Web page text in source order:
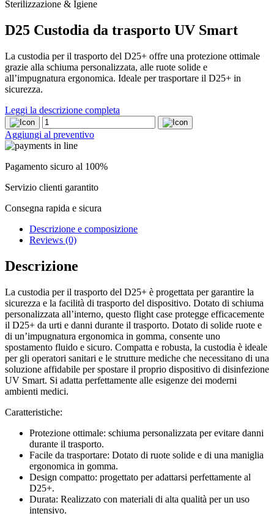
Sterilizzazione & Igiene
D25 Custodia da trasporto UV Smart
La custodia per il trasporto del D25+ offre una protezione ottimale
grazie alla schiuma personalizzata, alle ruote solide e
all’impugnatura ergonomica. Ideale per trasportare il D25+ in
sicurezza.
Leggi la descrizione completa
D25
Custodia
da
trasporto
UV
quantity
Aggiungi al preventivo
Pagamento sicuro al 100%
Servizio clienti garantito
Consegna rapida e sicura
Descrizione e composizione
Reviews (0)
Descrizione
La custodia per il trasporto del D25+ è progettata per garantire la
sicurezza e la facilità di trasporto del dispositivo. Dotato di schiuma
personalizzata all’interno, questo flight case protegge efficacemente
il D25+ da urti e danni durante il trasporto. Dotato di solide ruote e
di un’impugnatura ergonomica in gomma, consente uno
spostamento fluido e sicuro. Compatta e robusta, la custodia è ideale
per gli operatori sanitari e le strutture mediche che necessitano di una
soluzione affidabile per spostare il proprio dispositivo di disinfezione
UV Smart. Si adatta perfettamente alle esigenze dei moderni
ambienti medici.
Caratteristiche:
Protezione ottimale: schiuma personalizzata per evitare danni
durante il trasporto.
Facile da trasportare: Dotato di ruote solide e di una maniglia
ergonomica in gomma.
Design compatto: progettato per adattarsi perfettamente al
D25+.
Durata: Realizzato con materiali di alta qualità per un uso
intensivo.